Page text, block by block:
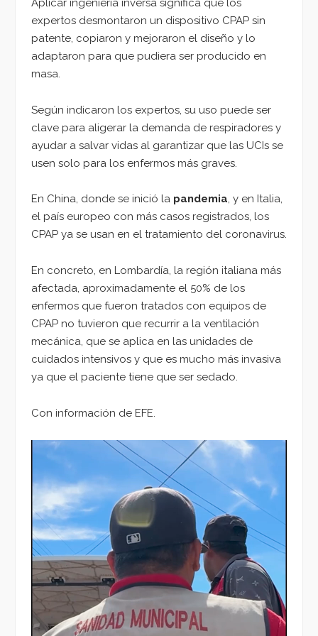
Aplicar ingeniería inversa significa que los
expertos desmontaron un dispositivo CPAP sin
patente, copiaron y mejoraron el diseño y lo
adaptaron para que pudiera ser producido en
masa.
Según indicaron los expertos, su uso puede ser
clave para aligerar la demanda de respiradores y
ayudar a salvar vidas al garantizar que las UCIs se
usen solo para los enfermos más graves.
En China, donde se inició la pandemia, y en Italia,
el país europeo con más casos registrados, los
CPAP ya se usan en el tratamiento del coronavirus.
En concreto, en Lombardía, la región italiana más
afectada, aproximadamente el 50% de los
enfermos que fueron tratados con equipos de
CPAP no tuvieron que recurrir a la ventilación
mecánica, que se aplica en las unidades de
cuidados intensivos y que es mucho más invasiva
ya que el paciente tiene que ser sedado.
Con información de EFE.
Reproductor
vídeo